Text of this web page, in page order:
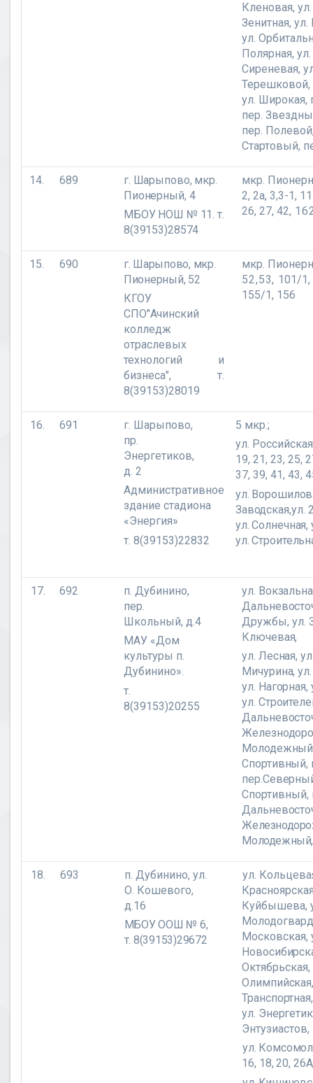
Кленовая,
Зенитная,
ул.
Полярная,
Сиреневая,
Терешковой,
ул. Широкая,
пер.
пер.
Стартовый,
14. 689
г. Шарыпово, мкр.
Пионерный, 4
МБОУ НОШ № 11. т.
8(39153)28574
мкр.
2, 2а, 3,3-1,
26, 27, 42,
15. 690 г. Шарыпово, мкр.
Пионерный, 52
КГОУ
СПО"Ачинский
колледж
отраслевых
технологий и
бизнеса", т.
8(39153)28019
мкр.
52,53, 101/1,
155/1, 156
16. 691
г. Шарыпово,
пр.
Энергетиков,
д. 2
Административное
здание стадиона
«Энергия»
т. 8(39153)22832
5 мкр.;
ул.
19, 21, 23, 25,
37, 39, 41, 43,
ул.
Заводская,ул.
ул. Солнечная,
ул.
17. 692
п. Дубинино,
пер.
Школьный, д.4
МАУ «Дом
культуры п.
Дубинино».
т.
8(39153)20255
ул.
Дружбы,ул.
Ключевая,
ул. Лесная,
Мичурина,
ул. Нагорная,
ул.
Спортивный,
Молодежный
18. 693
п. Дубинино, ул.
О. Кошевого,
д.16
МБОУ ООШ № 6,
т. 8(39153)29672
ул.
Куйбышева,
Московская,
Октябрьская,
ул.
Энтузиастов,
ул.
16, 18, 20,